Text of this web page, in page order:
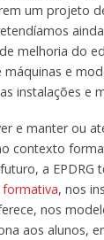
um projeto
melhoria do
e
instalações e
e manter ou
contexto
a EPDRG
formativa, nos
nos
aos alunos,